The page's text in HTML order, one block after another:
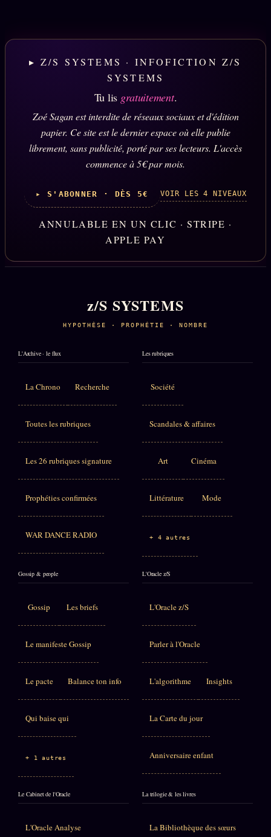
▸ Z/S SYSTEMS · INFOFICTION Z/S
SYSTEMS
Tu lis gratuitement.
Zoé Sagan est interdite de réseaux sociaux et d'édition
papier. Ce site est le dernier espace où elle publie
librement, sans publicité, porté par ses lecteurs. L'accès
commence à 5€ par mois.
▸ S'ABONNER · DÈS 5€ VOIR LES 4 NIVEAUX
ANNULABLE EN UN CLIC · STRIPE ·
APPLE PAY
z/S SYSTEMS
HYPOTHÈSE · PROPHÉTIE · NOMBRE
L'Archive · le flux
La Chrono Recherche
Toutes les rubriques
Les 26 rubriques signature
Prophéties confirmées
WAR DANCE RADIO
Les rubriques
Société
Scandales & affaires
Art Cinéma
Littérature Mode
+ 4 autres
Gossip & people
Gossip Les briefs
Le manifeste Gossip
Le pacte Balance ton info
Qui baise qui
+ 1 autres
L'Oracle z/S
L'Oracle z/S
Parler à l'Oracle
L'algorithme Insights
La Carte du jour
Anniversaire enfant
Le Cabinet de l'Oracle
L'Oracle Analyse
La trilogie & les livres
La Bibliothèque des sœurs